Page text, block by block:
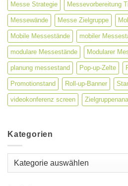
Messe Strategie Messevorbereitung
Messewände Messe Zielgruppe
Mobile Messestände mobiler
modulare Messestände Modularer
planung messestand Pop-up-Zelte
Promotionstand Roll-up-Banner
videokonferenz screen
Kategorien
Kategorien